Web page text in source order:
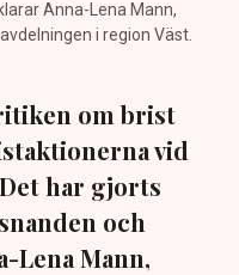
Anna-Lena Mann,
i region Väst.
om brist
vid
har gjorts
och
Lena Mann,